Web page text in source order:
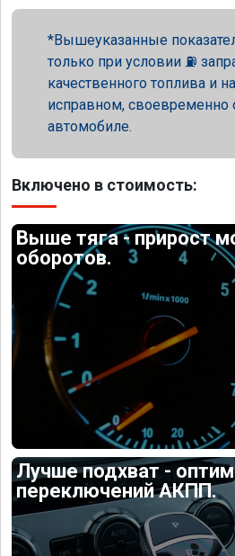
Вышеуказанные
только при условии ⛽
качественного топлива и
исправном,
автомобиле.
Включено в стоимость:
Выше тяга - прирост
оборотов.
Лучше подхват -
переключений АКПП.